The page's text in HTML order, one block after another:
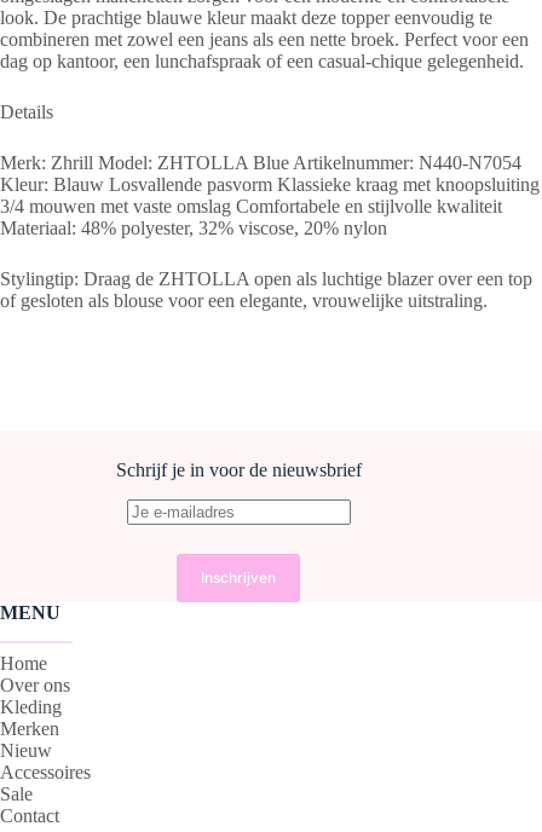
look. De prachtige blauwe kleur maakt deze topper eenvoudig te
combineren met zowel een jeans als een nette broek. Perfect voor een
dag op kantoor, een lunchafspraak of een casual-chique gelegenheid.
Details
Merk: Zhrill Model: ZHTOLLA Blue Artikelnummer: N440-N7054
Kleur: Blauw Losvallende pasvorm Klassieke kraag met knoopsluiting
3/4 mouwen met vaste omslag Comfortabele en stijlvolle kwaliteit
Materiaal: 48% polyester, 32% viscose, 20% nylon
Stylingtip: Draag de ZHTOLLA open als luchtige blazer over een top
of gesloten als blouse voor een elegante, vrouwelijke uitstraling.
Schrijf je in voor de nieuwsbrief
MENU
Home
Over ons
Kleding
Merken
Nieuw
Accessoires
Sale
Contact